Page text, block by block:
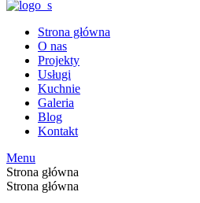
Strona główna
O nas
Projekty
Usługi
Kuchnie
Galeria
Blog
Kontakt
Menu
Strona główna
Strona główna